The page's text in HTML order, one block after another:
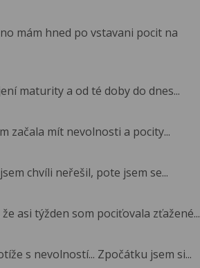
mám hned po vstavani pocit na
maturity a od té doby do dnes...
začala mít nevolnosti a pocity...
chvíli neřešil, pote jsem se...
asi týžden som pociťovala zťažené...
s nevolností... Zpočátku jsem si...